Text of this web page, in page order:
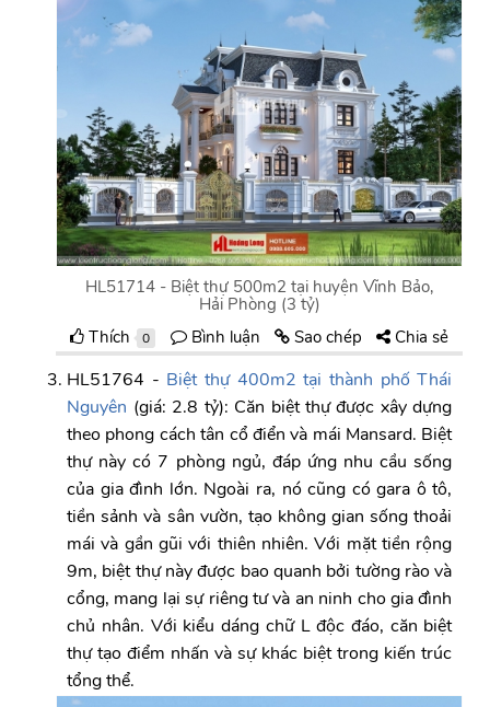
HL51714 - Biệt thự 500m2 tại huyện Vĩnh Bảo,
Hải Phòng (3 tỷ)
Thích 0 Bình luận Sao chép Chia sẻ
HL51764 - Biệt thự 400m2 tại thành phố Thái
Nguyên (giá: 2.8 tỷ): Căn biệt thự được xây dựng
theo phong cách tân cổ điển và mái Mansard. Biệt
thự này có 7 phòng ngủ, đáp ứng nhu cầu sống
của gia đình lớn. Ngoài ra, nó cũng có gara ô tô,
tiền sảnh và sân vườn, tạo không gian sống thoải
mái và gần gũi với thiên nhiên. Với mặt tiền rộng
9m, biệt thự này được bao quanh bởi tường rào và
cổng, mang lại sự riêng tư và an ninh cho gia đình
chủ nhân. Với kiểu dáng chữ L độc đáo, căn biệt
thự tạo điểm nhấn và sự khác biệt trong kiến trúc
tổng thể.